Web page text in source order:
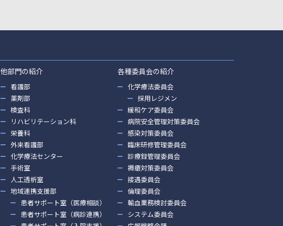
他部門の紹介
看護部
薬剤部
検査科
リハビリテーション科
栄養科
外来看護部
化学療法センター
手術室
人工透析室
地域連携支援部
患者サポート室（医療相談）
患者サポート室（病診連携）
各種委員会の紹介
化学療法委員会
採用レジメン
緩和ケア委員会
病院安全管理対策委員会
感染対策委員会
臨床研修管理委員会
診療録管理委員会
褥瘡対策委員会
接遇委員会
倫理委員会
輸血業務検討委員会
システム委員会